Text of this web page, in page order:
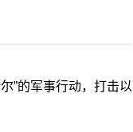
”的军事行动，打击以